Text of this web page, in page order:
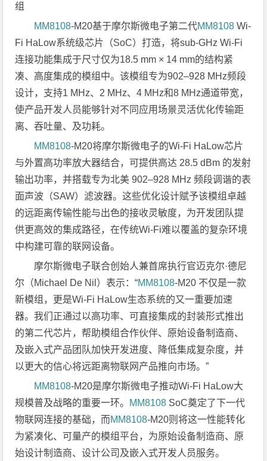
组
MM8108-M20基于摩尔斯微电子第二代MM8108 Wi-
Fi HaLow系统级芯片（SoC）打造，将sub-GHz Wi-Fi
连接功能集成于尺寸仅为18.5 mm × 14 mm的结构紧
凑、高度集成的模组中。该模组专为902–928 MHz频段
设计，支持1 MHz、2 MHz、4 MHz和8 MHz通道带宽，
使产品开发人员能够针对不同应用场景灵活优化传输距
离、吞吐量、及功耗。
MM8108-M20将摩尔斯微电子的Wi-Fi HaLow芯片
与外置高功率放大器结合，可提供高达 28.5 dBm 的发射
输出功率，并搭载专为北美 902–928 MHz 频段调谐的表
面声波（SAW）滤波器。这些优化设计赋予该模组卓越
的远距离传输性能与出色的接收灵敏度，为开发团队提
供更高效的集成路径，在传统Wi-Fi难以覆盖的复杂环境
中构建可靠的联网设备。
摩尔斯微电子联合创始人兼首席执行官迈克尔·德尼
尔（Michael De Nil）表示：“MM8108-M20 不仅是一款
新模组，更是Wi-Fi HaLow生态系统的又一重要加速
器。我们正通过以高功率、可直接集成的封装形式推出
的第二代芯片，帮助模组合作伙伴、原始设备制造商、
及嵌入式产品团队加快开发进度、降低集成复杂度，并
以更大的信心将远距离物联网产品推向市场。”
MM8108-M20是摩尔斯微电子推动Wi-Fi HaLow大
规模普及战略的重要一环。 MM8108 SoC奠定了下一代
物联网连接的基础，而MM8108-M20则将这一性能转化
为紧凑化、可量产的模组平台，为原始设备制造商、原
始设计制造商、设计公司及嵌入式开发人员服务。